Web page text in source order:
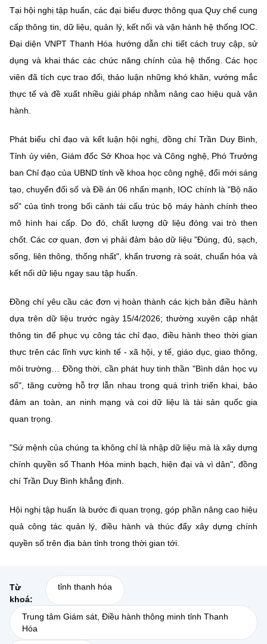
Chọn ngôn ngữ
Vietnamese English
BỘ KHOA HỌC VÀ CÔNG NGHỆ
Cơ quan chủ quản: Bộ Khoa học và Công nghệ (MST)
Chịu trách nhiệm nội dung: Nguyễn Thị Hải Hằng
Giám đốc Trung tâm Truyền thông Khoa học và Công nghệ.
Liên hệ
Địa chỉ: Ban Biên tập Cổng TTĐT - 18 Nguyễn Du, TP. Hà Nội
Điện thoại: 024 3936 9506
Email:stc@mst.gov.vn
©2026 Bản quyền thuộc Bộ Khoa Học và Công Nghệ
(Ghi rõ nguồn "https://mst.gov.vn" khi phát hành lại thông tin từ
Tại hội nghị tập huấn, các đại biểu được thông qua Quy chế cung
cấp thông tin, dữ liệu, quản lý, kết nối và vận hành hệ thống IOC.
Đại diện VNPT Thanh Hóa hướng dẫn chi tiết cách truy cập, sử
dụng và khai thác các chức năng chính của hệ thống. Các học
viên đã tích cực trao đổi, thảo luận những khó khăn, vướng mắc
thực tế và đề xuất nhiều giải pháp nhằm nâng cao hiệu quả vận
hành.
Phát biểu chỉ đạo và kết luận hội nghị, đồng chí Trần Duy Bình,
Tỉnh ủy viên, Giám đốc Sở Khoa học và Công nghệ, Phó Trưởng
ban Chỉ đạo của UBND tỉnh về khoa học công nghệ, đổi mới sáng
tạo, chuyển đổi số và Đề án 06 nhấn mạnh, IOC chính là "Bộ não
số" của tỉnh trong bối cảnh tái cấu trúc bộ máy hành chính theo
mô hình hai cấp. Do đó, chất lượng dữ liệu đóng vai trò then
chốt. Các cơ quan, đơn vị phải đảm bảo dữ liệu "Đúng, đủ, sạch,
sống, liên thông, thống nhất", khẩn trương rà soát, chuẩn hóa và
kết nối dữ liệu ngay sau tập huấn.
Đồng chí yêu cầu các đơn vị hoàn thành các kịch bản điều hành
dựa trên dữ liệu trước ngày 15/4/2026; thường xuyên cập nhật
thông tin để phục vụ công tác chỉ đạo, điều hành theo thời gian
thực trên các lĩnh vực kinh tế - xã hội, y tế, giáo dục, giao thông,
môi trường… Đồng thời, cần phát huy tinh thần "Bình dân học vụ
số", tăng cường hỗ trợ lẫn nhau trong quá trình triển khai, bảo
đảm an toàn, an ninh mạng và coi dữ liệu là tài sản quốc gia
quan trọng.
"Sứ mệnh của chúng ta không chỉ là nhập dữ liệu mà là xây dựng
chính quyền số Thanh Hóa minh bạch, hiện đại và vì dân", đồng
chí Trần Duy Bình khẳng định.
Hội nghị tập huấn là bước đi quan trọng, góp phần nâng cao hiệu
quả công tác quản lý, điều hành và thúc đẩy xây dựng chính
quyền số trên địa bàn tỉnh trong thời gian tới.
Từ
khoá:
tỉnh thanh hóa
Trung tâm Giám sát, Điều hành thông minh tỉnh Thanh
Hóa